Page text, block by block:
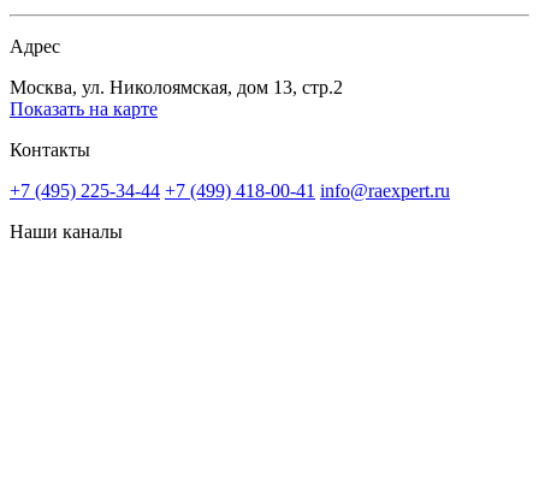
Адрес
Москва, ул. Николоямская, дом 13, стр.2
Показать на карте
Контакты
+7 (495) 225-34-44 +7 (499) 418-00-41 info@raexpert.ru
Наши каналы